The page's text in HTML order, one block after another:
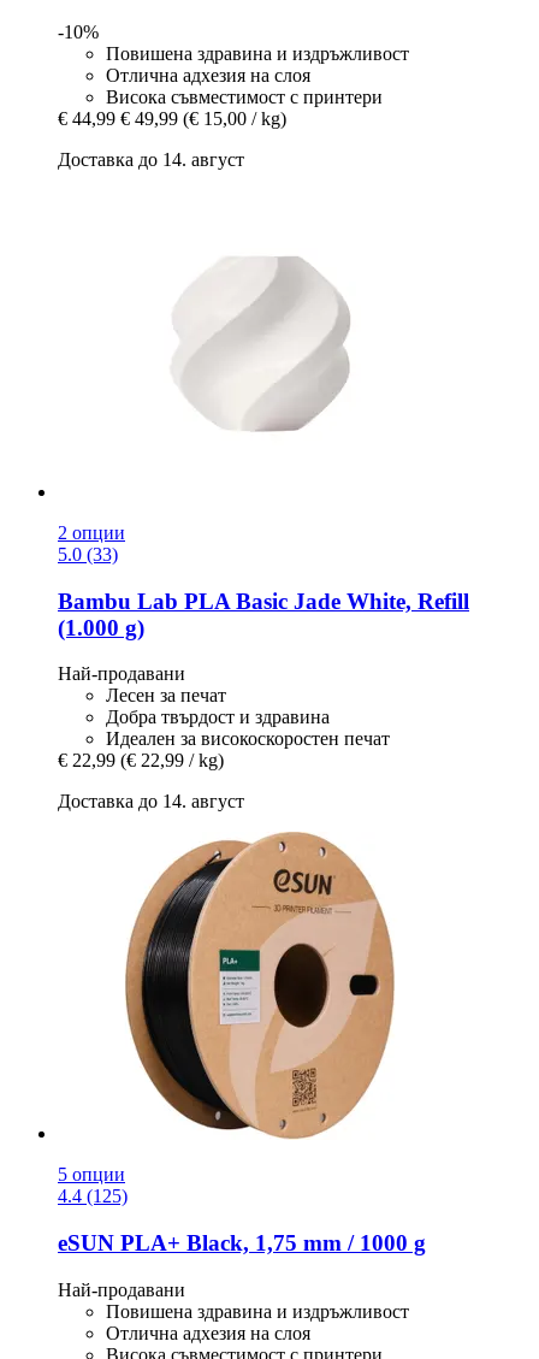
-10%
Повишена здравина и издръжливост
Отлична адхезия на слоя
Висока съвместимост с принтери
€ 44,99 € 49,99 (€ 15,00 / kg)
Доставка до 14. август
2 опции
5.0 (33)
Bambu Lab PLA Basic Jade White, Refill
(1.000 g)
Най-продавани
Лесен за печат
Добра твърдост и здравина
Идеален за високоскоростен печат
€ 22,99 (€ 22,99 / kg)
Доставка до 14. август
5 опции
4.4 (125)
eSUN PLA+ Black, 1,75 mm / 1000 g
Най-продавани
Повишена здравина и издръжливост
Отлична адхезия на слоя
Висока съвместимост с принтери